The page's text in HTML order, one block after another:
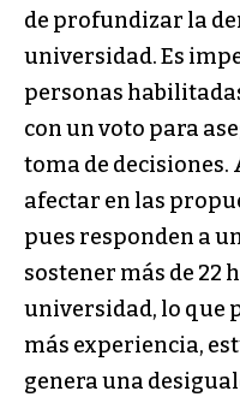
de profundizar la
universidad. Es
personas
con un voto para
toma de decisiones.
afectar en las
pues responden a
sostener más de 22
universidad, lo que
más experiencia,
genera una